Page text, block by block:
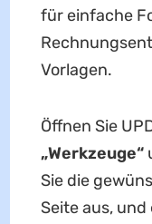
für einfache
Vorlagen.
Öffnen Sie
„Werkzeuge“
Sie die
Seite aus,